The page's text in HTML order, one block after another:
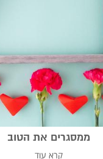
ממסגרים את הטוב
קרא עוד